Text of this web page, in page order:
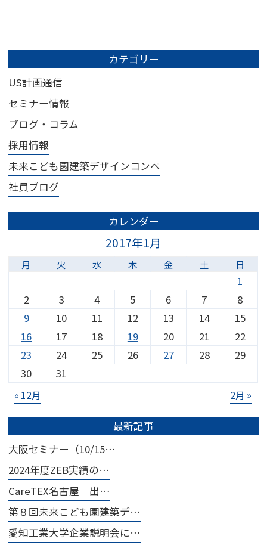
カテゴリー
US計画通信
セミナー情報
ブログ・コラム
採用情報
未来こども園建築デザインコンペ
社員ブログ
カレンダー
2017年1月
月 火 水 木 金 土 日
« 12月 2月 »
1
2
3 4 5 6 7
8
9
10 11 12 13 14
15
16
17 18 19 20 21
22
23
24 25 26 27 28
29
30
31
最新記事
大阪セミナー（10/15…
2024年度ZEB実績の…
CareTEX名古屋 出…
第８回未来こども園建築デ…
愛知工業大学企業説明会に…